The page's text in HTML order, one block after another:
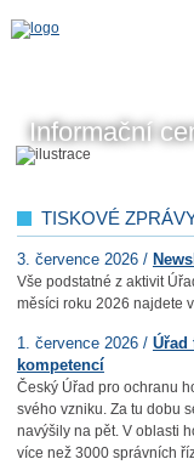
Informační
TISKOVÉ
3. července 2026 /
Vše podstatné z aktivit
měsíci roku 2026 najdete
1. července 2026 / Úřad
kompetencí
Český Úřad pro ochranu
svého vzniku. Za tu dobu
navýšily na pět. V oblasti
více než 3000 správních